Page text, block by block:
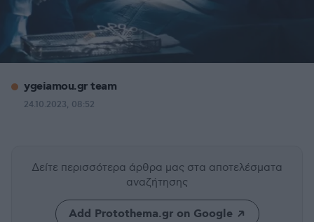
ygeiamou.gr team
24.10.2023, 08:52
Δείτε περισσότερα άρθρα μας στα αποτελέσματα
αναζήτησης
Add Protothema.gr on Google